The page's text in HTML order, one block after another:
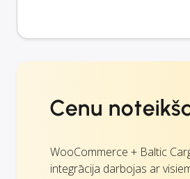
Cenu
WooCommerce + Baltic
integrācija darbojas ar